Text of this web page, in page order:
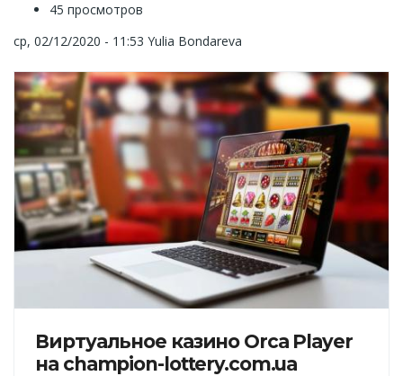
45 просмотров
ср, 02/12/2020 - 11:53 Yulia Bondareva
Виртуальное казино Orca Player
на champion-lottery.com.ua